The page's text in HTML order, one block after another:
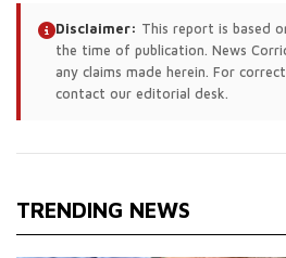
Disclaimer: This report is based
the time of publication. News
any claims made herein. For
contact our editorial desk.
TRENDING NEWS